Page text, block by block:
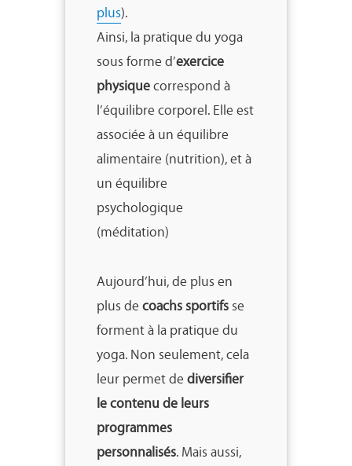
plus).
Ainsi, la pratique du yoga
sous forme d’exercice
physiquecorrespond à
l’équilibre corporel. Elle est
associée à un équilibre
alimentaire (nutrition), et à
un équilibre
psychologique
(méditation)
Aujourd’hui, de plus en
plus decoachs sportifsse
forment à la pratique du
yoga. Non seulement, cela
leur permet dediversifier
le contenu de leurs
programmes
personnalisés. Mais aussi,